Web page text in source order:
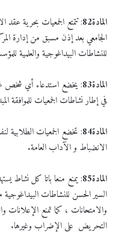
المادة82: تتمتع الجمعيات بحرية
الجامعي بعد إذن مسبق من إدارة
للنشاطات البيداغوجية والعلمية
المادة83: يخضع استدعاء أي شخص
في إطار نشاطات الجمعيات للموافقة
المادة84: تخضع الجمعيات الطلابية
الانضباط و الآداب العامة.
المادة85: يمنع منعا باتا كل نشاط
السير الحسن للنشاطات
والامتحانات ، كما تمنع الإعلانات
التحريض على الإضراب وغيرها.